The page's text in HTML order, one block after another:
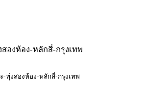
องห้อง-หลักสี่-กรุงเทพ
งสองห้อง-หลักสี่-กรุงเทพ